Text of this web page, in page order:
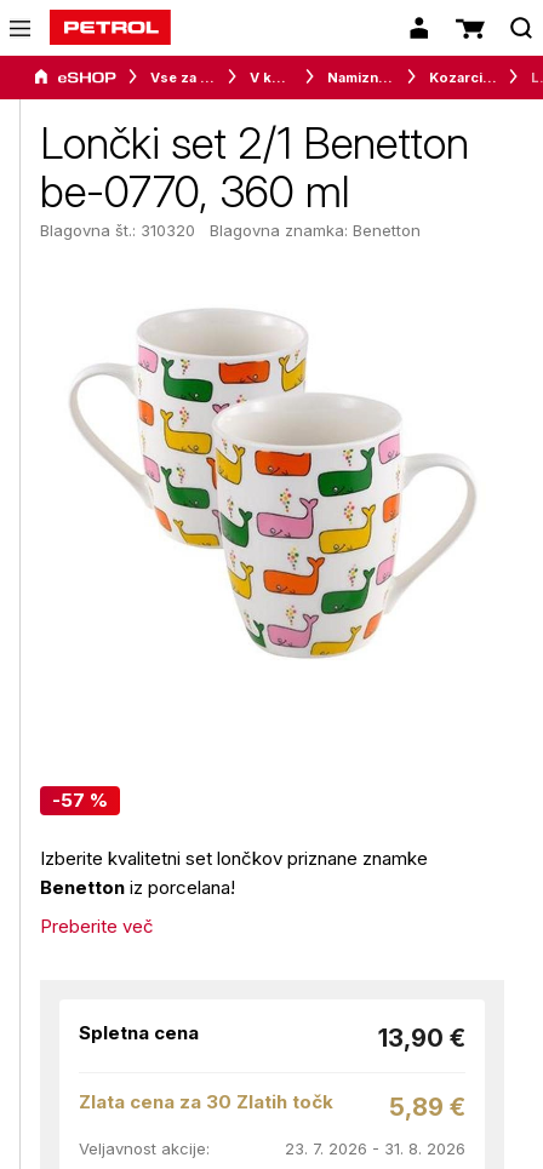
Vse za dom V kuhinji Namizni program Kozarci, skodelice in lončki
Lončki set 2/1 Benetton
be-0770, 360 ml
Blagovna št.: 310320 Blagovna znamka: Benetton
-57 %
Izberite kvalitetni set lončkov priznane znamke
Benetton iz porcelana!
Preberite več
Spletna cena 13,90 €
Zlata cena za 30 Zlatih točk 5,89 €
Veljavnost akcije: 23. 7. 2026 - 31. 8. 2026